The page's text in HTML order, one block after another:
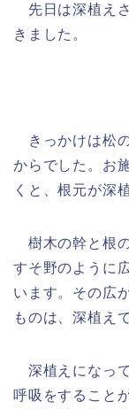
先日は深植え
きました。
きっかけは松
からでした。お
くと、根元が深
樹木の幹と根
すそ野のように
います。その広
ものは、深植え
深植えになっ
呼吸をすること